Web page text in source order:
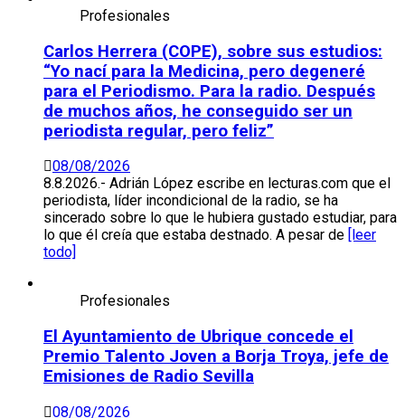
Profesionales
Carlos Herrera (COPE), sobre sus estudios:
“Yo nací para la Medicina, pero degeneré
para el Periodismo. Para la radio. Después
de muchos años, he conseguido ser un
periodista regular, pero feliz”
08/08/2026
8.8.2026.- Adrián López escribe en lecturas.com que el
periodista, líder incondicional de la radio, se ha
sincerado sobre lo que le hubiera gustado estudiar, para
lo que él creía que estaba destnado. A pesar de
[leer
todo]
Profesionales
El Ayuntamiento de Ubrique concede el
Premio Talento Joven a Borja Troya, jefe de
Emisiones de Radio Sevilla
08/08/2026